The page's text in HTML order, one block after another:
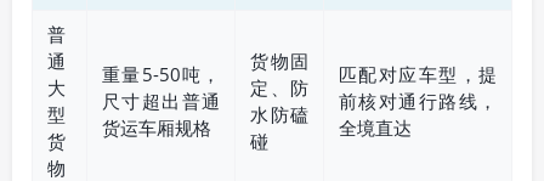
普
通
大
型
货
物
重量5-50吨，
尺寸超出普通
货运车厢规格
货物固
定、防
水防磕
碰
匹配对应车型，提
前核对通行路线，
全境直达